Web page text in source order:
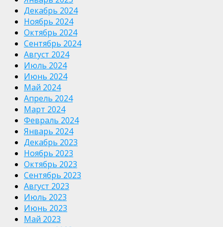
Декабрь 2024
Ноябрь 2024
Октябрь 2024
Сентябрь 2024
Август 2024
Июль 2024
Июнь 2024
Май 2024
Апрель 2024
Март 2024
Февраль 2024
Январь 2024
Декабрь 2023
Ноябрь 2023
Октябрь 2023
Сентябрь 2023
Август 2023
Июль 2023
Июнь 2023
Май 2023